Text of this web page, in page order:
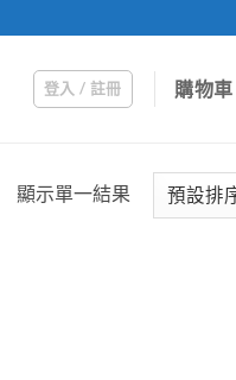
登入 / 註冊 購物
顯示單一結果